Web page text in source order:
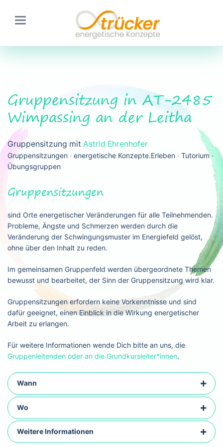
Gruppensitzung in AT-2485
Wimpassing an der Leitha
Gruppensitzung mitAstrid Ehrenhofer
Gruppensitzungen ∙ energetische Konzepte.Erleben ∙ Tutorium ∙
Übungsgruppen
Gruppensitzungen
sind Orte energetischer Veränderungen für alle Teilnehmenden.
Probleme, Ängste und Schmerzen werden durch die
Veränderung der Schwingungsmuster im Energiefeld gelöst,
ohne über den Inhalt zu reden.
Im gemeinsamen Gruppenfeld werden übergeordnete Themen
bewusst und bearbeitet, der Sinn der Gruppensitzung wird klar.
Gruppensitzungen erfordern keine Vorkenntnisse und sind
dafür geeignet, einen Einblick in die Wirkung energetischer
Arbeit zu erlangen.
Für weitere Informationen wende Dich bitte an uns, die
Gruppenleitenden oder an die Grundkursleiter*innen.
Wann
Wo
Weitere Informationen